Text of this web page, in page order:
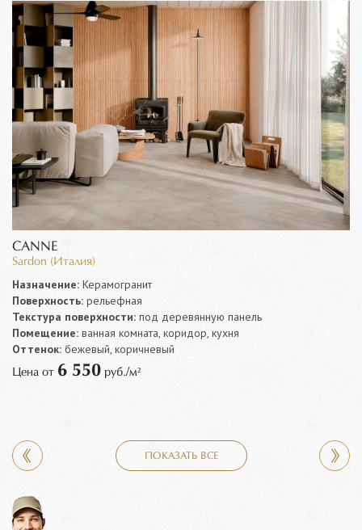
CANNE
Sardon (Италия)
Назначение: Керамогранит
Поверхность: рельефная
Текстура поверхности: под деревянную панель
Помещение: ванная комната, коридор, кухня
Оттенок: бежевый, коричневый
Цена от 6 550 руб./м²
ПОКАЗАТЬ ВСЕ